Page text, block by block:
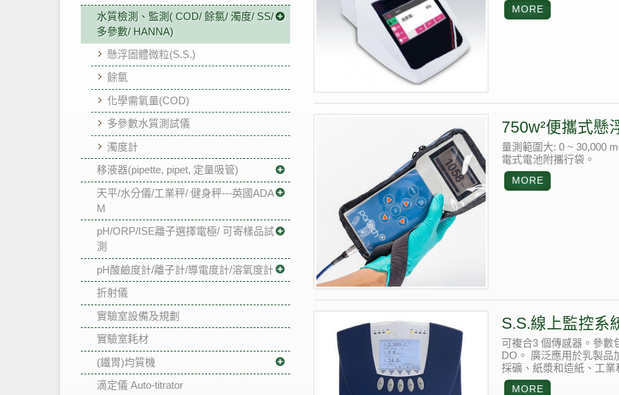
水質檢測、監測( COD/ 餘氯/ 濁度/ SS/
多參數/ HANNA)
懸浮固體微粒(S.S.)
餘氯
化學需氧量(COD)
多參數水質測試儀
濁度計
移液器(pipette, pipet, 定量吸管)
天平/水分儀/工業秤/ 健身秤---英國ADA
M
pH/ORP/ISE離子選擇電極/ 可寄樣品試
測
pH酸鹼度計/離子計/導電度計/溶氧度計
折射儀
實驗室設備及規劃
實驗室耗材
(鐵胃)均質機
滴定儀 Auto-titrator
750w²便攜式懸
量測範圍大: 0 ~ 30,000
電式電池附攜行袋。
S.S.線上監控系
可複合3 個傳感器。參數
DO。 廣泛應用於乳製品
採礦、紙漿和造紙、工業